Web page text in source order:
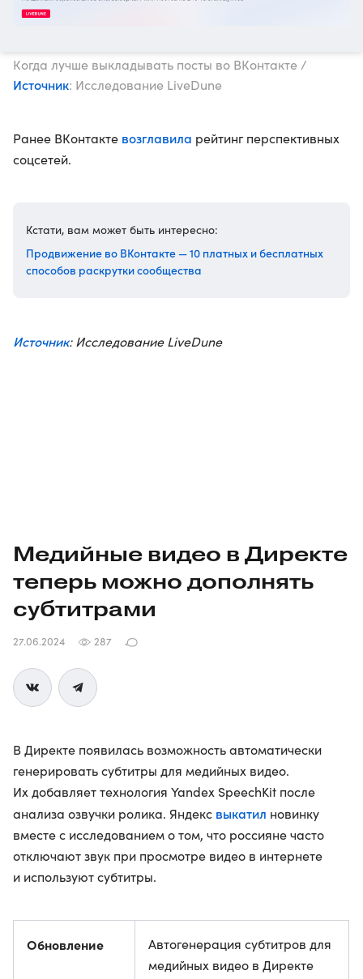
Когда лучше выкладывать посты во ВКонтакте /
Источник: Исследование LiveDune
Ранее ВКонтакте возглавила рейтинг перспективных
соцсетей.
Кстати, вам может быть интересно:
Продвижение во ВКонтакте — 10 платных и бесплатных
способов раскрутки сообщества
Источник: Исследование LiveDune
Медийные видео в Директе
теперь можно дополнять
субтитрами
27.06.2024 287
В Директе появилась возможность автоматически
генерировать субтитры для медийных видео.
Их добавляет технология Yandex SpeechKit после
анализа озвучки ролика. Яндекс выкатил новинку
вместе с исследованием о том, что россияне часто
отключают звук при просмотре видео в интернете
и используют субтитры.
Обновление
Автогенерация субтитров для
медийных видео в Директе